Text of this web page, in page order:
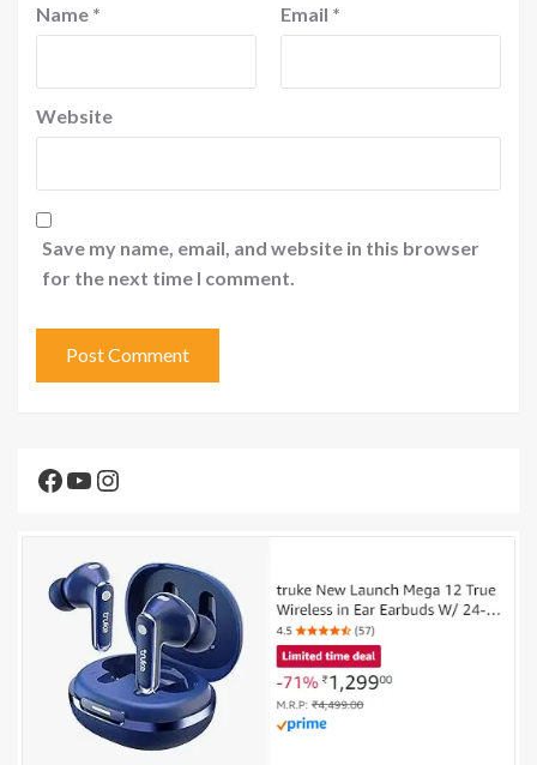
Name * Email *
Website
Save my name, email, and website in this browser
for the next time I comment.
Facebook
YouTube
Instagram